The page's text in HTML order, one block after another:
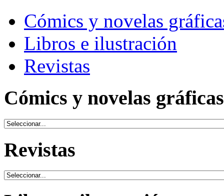
Cómics y novelas
Libros e ilustración
Revistas
Cómics y novelas gráficas
Revistas